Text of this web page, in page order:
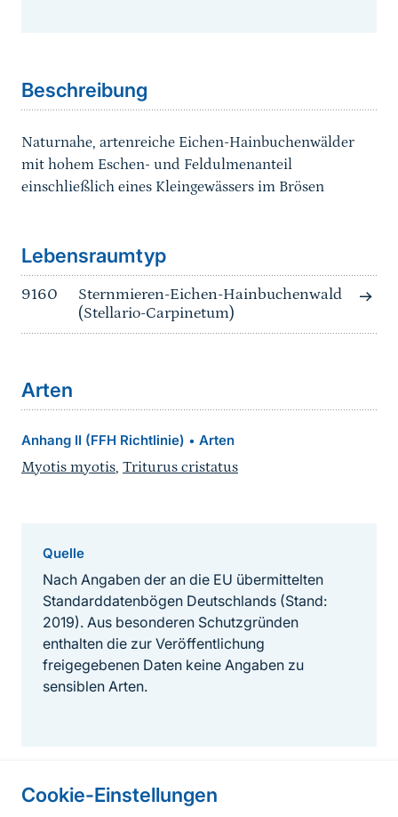
Cookie-Einstellungen
Beschreibung
Naturnahe, artenreiche Eichen-Hainbuchenwälder
mit hohem Eschen- und Feldulmenanteil
einschließlich eines Kleingewässers im Brösen
Lebensraumtyp
9160
Sternmieren-Eichen-Hainbuchenwald
(Stellario-Carpinetum)
Arten
Anhang II (FFH Richtlinie) • Arten
Myotis myotis, Triturus cristatus
Quelle
Nach Angaben der an die EU übermittelten
Standarddatenbögen Deutschlands (Stand:
2019). Aus besonderen Schutzgründen
enthalten die zur Veröffentlichung
freigegebenen Daten keine Angaben zu
sensiblen Arten.
Informationen zur Seite